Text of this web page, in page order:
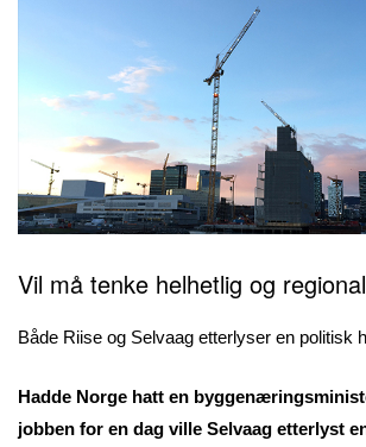
Vil må tenke helhetlig og
Både Riise og Selvaag etterlyser en politisk
Hadde Norge hatt en
jobben for en dag ville Selvaag etterlyst